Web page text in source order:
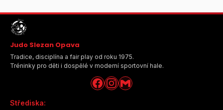
Judo Slezan Opava
Tradice, disciplína a fair play od roku 1975.
Tréninky pro děti i dospělé v moderní sportovní hale.
Střediska: